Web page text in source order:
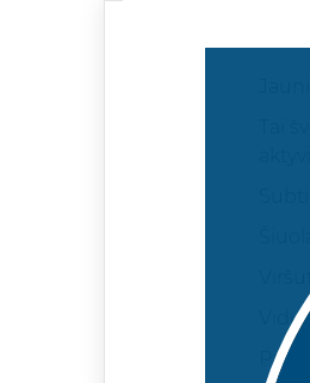
Tai